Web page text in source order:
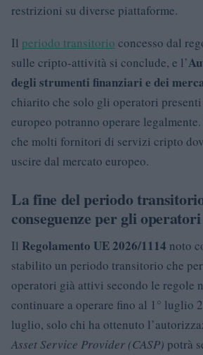
restrizioni su diverse piattaforme.
Il periodo transitorio concesso dal
sulle cripto-attività si conclude, e l’
degli strumenti finanziari e dei
chiarito che solo gli operatori
europeo potranno operare
che molti fornitori di servizi cripto
uscire dal mercato europeo.
La fine del periodo
conseguenze per gli operatori
Il Regolamento UE 2026/1114 noto
stabilito un periodo transitorio che
operatori già attivi secondo le regole
continuare a operare fino al 1° luglio
luglio, solo chi ha ottenuto
Asset Service Provider (CASP) potrà